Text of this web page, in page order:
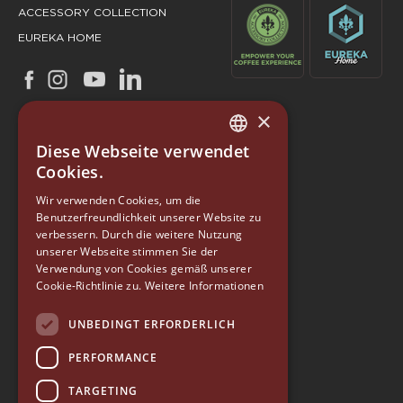
ACCESSORY COLLECTION
EUREKA HOME
EUREKA
Via Luigi Longo 39/41
50019, Sesto Fiorentino (FI) - ITALY
Tel. +39 055 4200011
Fax +39 055 4200010
ITALIAN
GERMAN
RUSSIAN
×
Diese Webseite verwendet
Cookies.
Wir verwenden Cookies, um die
Benutzerfreundlichkeit unserer Website zu
verbessern. Durch die weitere Nutzung
unserer Webseite stimmen Sie der
Verwendung von Cookies gemäß unserer
Cookie-Richtlinie zu. Weitere Informationen
UNBEDINGT ERFORDERLICH
PERFORMANCE
TARGETING